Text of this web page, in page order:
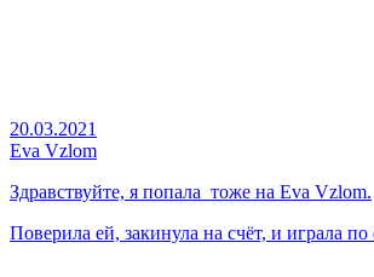
20.03.2021
Eva Vzlom
Здравствуйте, я попала тоже на Eva Vzlom.
Поверила ей, закинула на счёт, и играла по